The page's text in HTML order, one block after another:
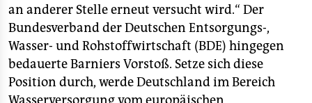
an anderer Stelle erneut versucht wird.“ Der
Bundesverband der Deutschen Entsorgungs-,
Wasser- und Rohstoffwirtschaft (BDE) hingegen
bedauerte Barniers Vorstoß. Setze sich diese
Position durch, werde Deutschland im Bereich